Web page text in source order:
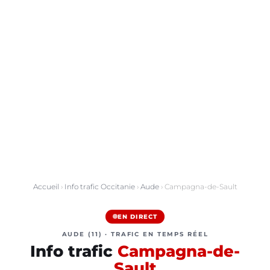
Accueil › Info trafic Occitanie› Aude› Campagna-de-Sault
EN DIRECT
AUDE (11) · TRAFIC EN TEMPS RÉEL
Info trafic Campagna-de-